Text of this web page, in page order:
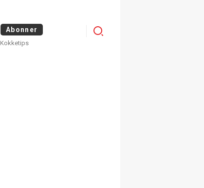
Abonner
Kokketips
Logg